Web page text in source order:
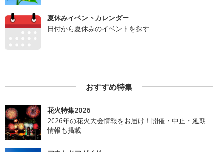
夏休みイベントカレンダー
日付から夏休みのイベントを探す
おすすめ特集
花火特集2026
2026年の花火大会情報をお届け！開催・中止・延期
情報も掲載